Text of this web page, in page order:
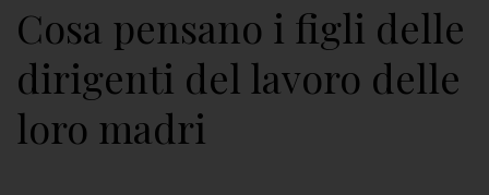
Cosa pensano i figli delle
dirigenti del lavoro delle
loro madri